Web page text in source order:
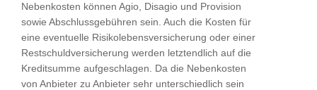
Nebenkosten können Agio, Disagio und Provision
sowie Abschlussgebühren sein. Auch die Kosten für
eine eventuelle Risikolebensversicherung oder einer
Restschuldversicherung werden letztendlich auf die
Kreditsumme aufgeschlagen. Da die Nebenkosten
von Anbieter zu Anbieter sehr unterschiedlich sein